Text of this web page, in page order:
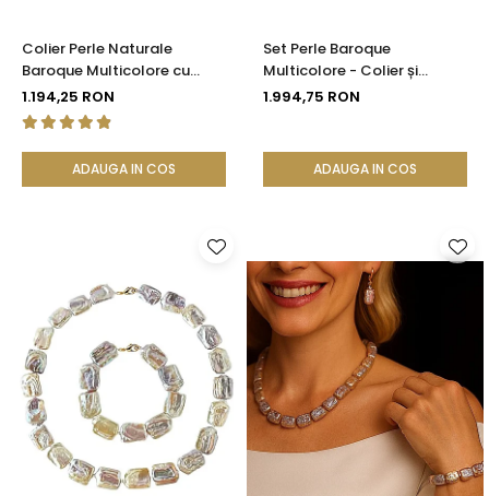
Colier Perle Naturale
Baroque Multicolore cu
Închizătoare Aur 14K (aur
585) | KASKADDA®
1.194,25 RON
ADAUGA IN COS
Set Perle Baroque
Multicolore - Colier și
Cercei, Aur Galben 14K |
1.994,75 RON
ADAUGA IN COS